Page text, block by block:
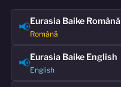
📢Eurasia Baike Română
Română
📢Eurasia Baike English
English